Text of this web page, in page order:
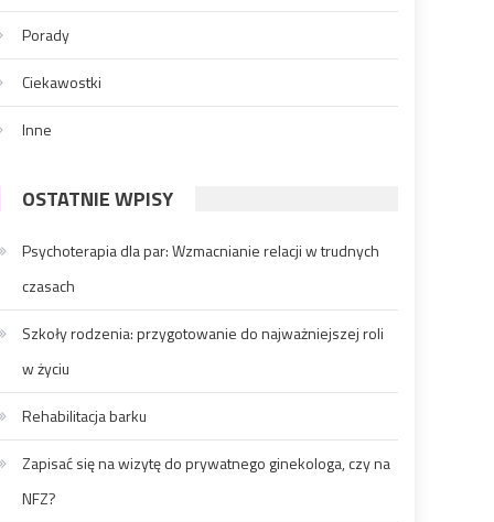
Porady
Ciekawostki
Inne
OSTATNIE WPISY
Psychoterapia dla par: Wzmacnianie relacji w trudnych
czasach
Szkoły rodzenia: przygotowanie do najważniejszej roli
w życiu
Rehabilitacja barku
Zapisać się na wizytę do prywatnego ginekologa, czy na
NFZ?